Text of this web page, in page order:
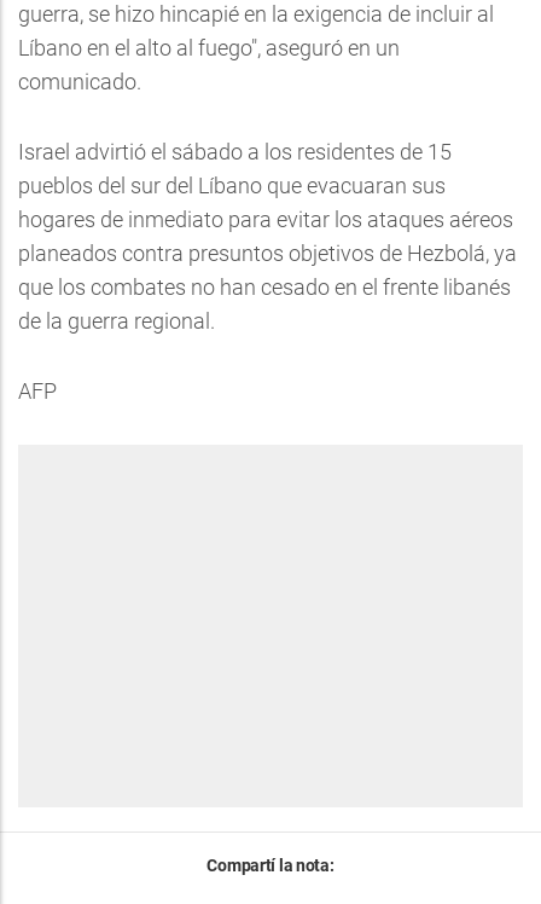
guerra, se hizo hincapié en la exigencia de incluir al
Líbano en el alto al fuego", aseguró en un
comunicado.
Israel advirtió el sábado a los residentes de 15
pueblos del sur del Líbano que evacuaran sus
hogares de inmediato para evitar los ataques aéreos
planeados contra presuntos objetivos de Hezbolá, ya
que los combates no han cesado en el frente libanés
de la guerra regional.
AFP
Compartí la nota: